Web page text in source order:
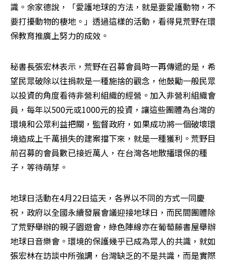
識。余家德說，「愛護地球的方法，就是要愛護動物，不
要打擾動物的棲地。」透過這樣的活動，看得見荒野在環
保教育推廣上努力的成效。
秘書長張宏林表示，荒野在召募會員時一再傳遞的是，希
望民眾破除以往捐款是一種施捨的觀念，他鼓勵一般民眾
以投資的角度看待非營利組織的經營。加入非營利組織會
員，每年以500元或1000元的投資，讓這些團體為台灣的
環境和公眾利益把關，監督政府，如果成功將一個破壞環
境造成上千萬損失的建案擋下來，就是一種獲利。荒野目
前召募的會員數已接近萬人，在台灣各地散播環保的種
子，等待萌芽。
地球日活動在4月22日這天，各界以不同的方式一同慶
祝，政府以全國永續發展會議迎接地球日，而民間團體除
了荒野舉辦的親子園遊會，綠色陣線亦在葡萄藤書屋舉辦
地球日音樂會。環境的保護幾乎已成為眾人的共識，就如
張宏林在訪談中所強調，台灣缺乏的不是共識，而是實際